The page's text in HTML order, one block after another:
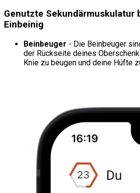
Genutzte Sekundärmuskulatur
Einbeinig
Beinbeuger - Die Beinbeuger
der Rückseite deines
Knie zu beugen und deine Hüfte